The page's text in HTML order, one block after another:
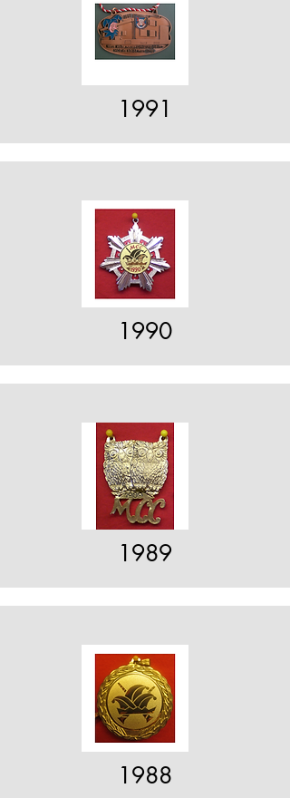
1991
1990
1989
1988